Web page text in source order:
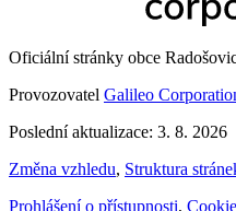
Oficiální stránky obce
Provozovatel Galileo
Poslední aktualizace: 3. 8. 2026
Změna vzhledu, Struktura
Prohlášení o přístupnosti,